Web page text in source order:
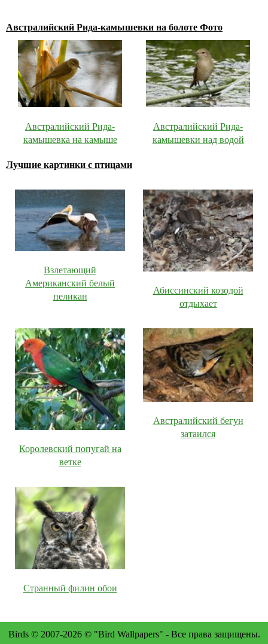
Австралийский Рида-камышевки на болоте Фото
Австралийский Рида-
камышевка на камыше
Австралийский Рида-
камышевки над водой
Лучшие картинки с птицами
Взлетающий
Американский белый
пеликан
Абиссинский козодой
отдыхает
Королевский попугай на
ветке
Австралийский бегун
затаился
Странный филин обои
Birds © 2007-2026 © "Bird Wallpapers" - Все права защищены.